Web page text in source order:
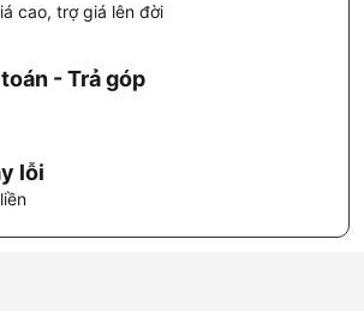
cao, trợ giá lên đời
- Trả góp
lỗi